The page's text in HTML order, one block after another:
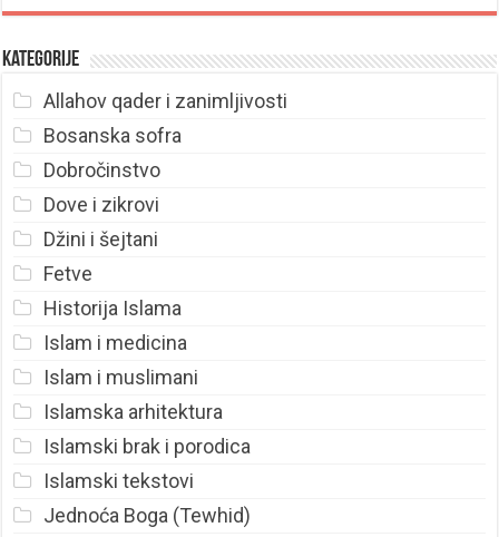
Kategorije
Allahov qader i zanimljivosti
Bosanska sofra
Dobročinstvo
Dove i zikrovi
Džini i šejtani
Fetve
Historija Islama
Islam i medicina
Islam i muslimani
Islamska arhitektura
Islamski brak i porodica
Islamski tekstovi
Jednoća Boga (Tewhid)